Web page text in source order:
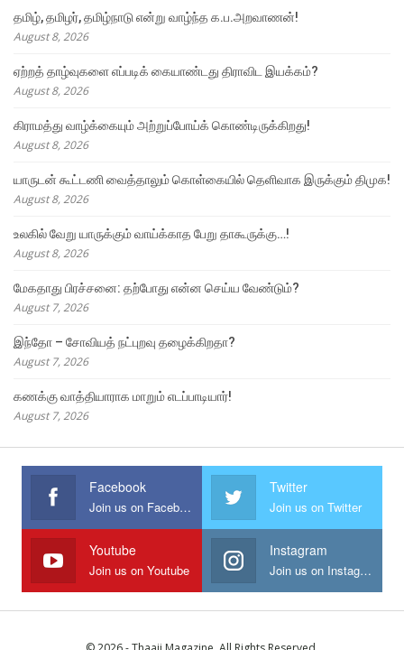
தமிழ், தமிழர், தமிழ்நாடு என்று வாழ்ந்த க.ப.அறவாணன்!
August 8, 2026
ஏற்றத் தாழ்வுகளை எப்படிக் கையாண்டது திராவிட இயக்கம்?
August 8, 2026
கிராமத்து வாழ்க்கையும் அற்றுப்போய்க் கொண்டிருக்கிறது!
August 8, 2026
யாருடன் கூட்டணி வைத்தாலும் கொள்கையில் தெளிவாக இருக்கும் திமுக!
August 8, 2026
உலகில் வேறு யாருக்கும் வாய்க்காத பேறு தாகூருக்கு…!
August 8, 2026
மேகதாது பிரச்சனை: தற்போது என்ன செய்ய வேண்டும்?
August 7, 2026
இந்தோ – சோவியத் நட்புறவு தழைக்கிறதா?
August 7, 2026
கணக்கு வாத்தியாராக மாறும் எடப்பாடியார்!
August 7, 2026
Facebook
Join us on Facebook
Twitter
Join us on Twitter
Youtube
Join us on Youtube
Instagram
Join us on Instagram